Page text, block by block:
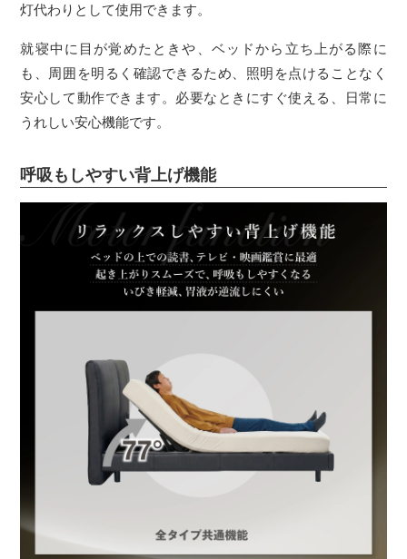
灯代わりとして使用できます。
就寝中に目が覚めたときや、ベッドから立ち上がる際に
も、周囲を明るく確認できるため、照明を点けることなく
安心して動作できます。必要なときにすぐ使える、日常に
うれしい安心機能です。
呼吸もしやすい背上げ機能